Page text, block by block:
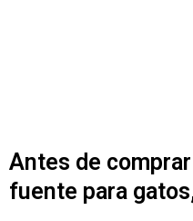
Antes de
fuente para